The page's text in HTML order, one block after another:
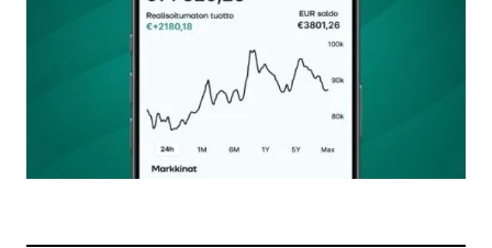
Nimesi tai nimimerkkisi
Sähköpostiosoitteesi
Tilaa SalkunRakentajan uutiskirje